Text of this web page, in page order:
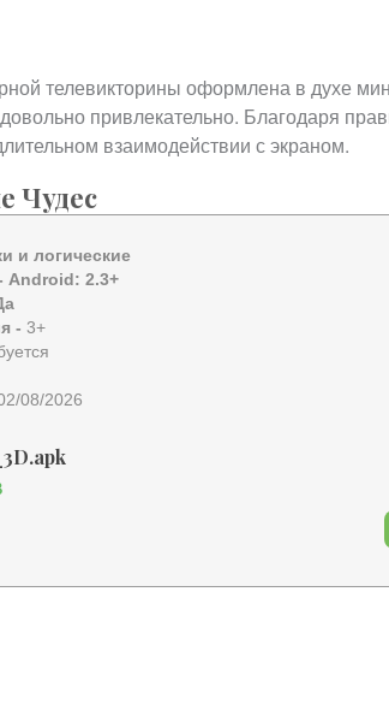
телевикторины оформлена в духе
привлекательно. Благодаря
взаимодействии с экраном.
Чудес
и логические
Android: 2.3+
- 3+
08/2026